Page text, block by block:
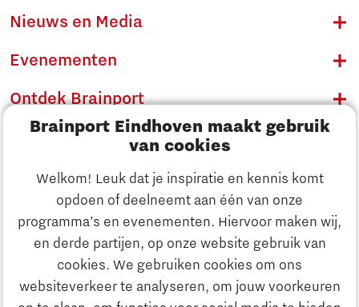
Brainport Eindhoven maakt gebruik
van cookies
Welkom! Leuk dat je inspiratie en kennis komt
opdoen of deelneemt aan één van onze
programma’s en evenementen. Hiervoor maken wij,
en derde partijen, op onze website gebruik van
cookies. We gebruiken cookies om ons
websiteverkeer te analyseren, om jouw voorkeuren
Ontdek Brainport
Innovatie
Nieuws en Media
Evenementen
Ontdek Brainport
Innovatie
Ondernemen
Onderwijs
Maatschappelijk
Strategie & Organisatie